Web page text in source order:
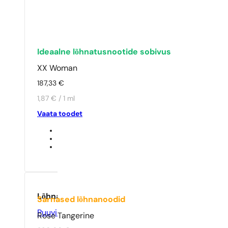
Ideaalne lõhnatusnootide sobivus
XX Woman
187,33 €
1,87 € / 1 ml
Vaata toodet
Sarnased lõhnanoodid
Rose Tangerine
Lõhna tüüp
Puuviljane,Värske